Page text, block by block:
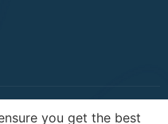
Todos os direitos
you get the best